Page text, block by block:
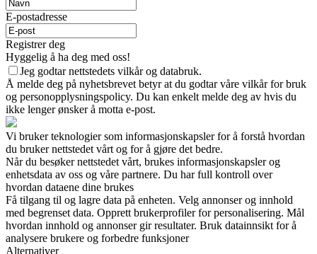
E-postadresse
Registrer deg
Hyggelig å ha deg med oss!
Jeg godtar nettstedets vilkår og databruk.
Å melde deg på nyhetsbrevet betyr at du godtar våre vilkår for bruk
og personopplysningspolicy. Du kan enkelt melde deg av hvis du
ikke lenger ønsker å motta e-post.
Vi bruker teknologier som informasjonskapsler for å forstå hvordan
du bruker nettstedet vårt og for å gjøre det bedre.
Når du besøker nettstedet vårt, brukes informasjonskapsler og
enhetsdata av oss og våre partnere. Du har full kontroll over
hvordan dataene dine brukes
Få tilgang til og lagre data på enheten. Velg annonser og innhold
med begrenset data. Opprett brukerprofiler for personalisering. Mål
hvordan innhold og annonser gir resultater. Bruk datainnsikt for å
analysere brukere og forbedre funksjoner
Alternativer